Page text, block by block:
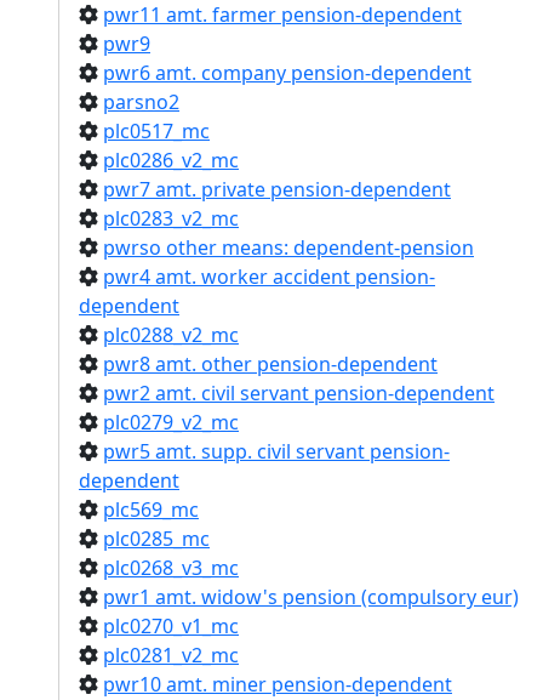
pwr11 amt. farmer pension-dependent
pwr9
pwr6 amt. company pension-dependent
parsno2
plc0517_mc
plc0286_v2_mc
pwr7 amt. private pension-dependent
plc0283_v2_mc
pwrso other means: dependent-pension
pwr4 amt. worker accident pension-
dependent
plc0288_v2_mc
pwr8 amt. other pension-dependent
pwr2 amt. civil servant pension-dependent
plc0279_v2_mc
pwr5 amt. supp. civil servant pension-
dependent
plc569_mc
plc0285_mc
plc0268_v3_mc
pwr1 amt. widow's pension (compulsory eur)
plc0270_v1_mc
plc0281_v2_mc
pwr10 amt. miner pension-dependent